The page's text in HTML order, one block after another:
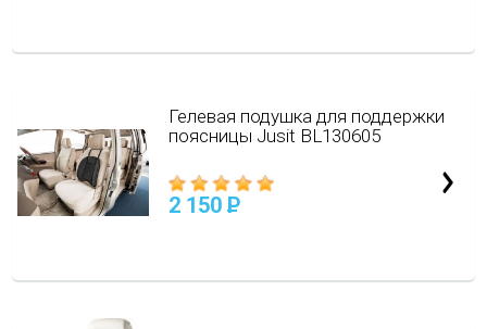
Гелевая подушка для поддержки
поясницы Jusit BL130605
2 150 P